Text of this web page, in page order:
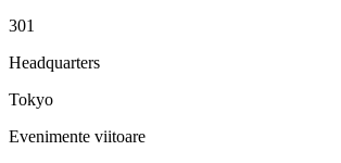
301
Headquarters
Tokyo
Evenimente viitoare